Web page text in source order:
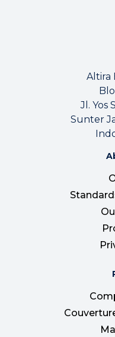
Altira
Jl. Yos
Sunter